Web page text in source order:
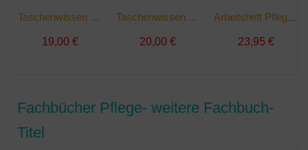
19,00 € 20,00 € 23,95 €
Fachbücher Pflege- weitere Fachbuch-
Titel